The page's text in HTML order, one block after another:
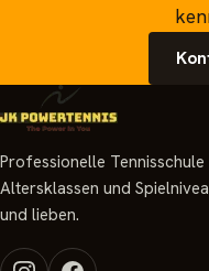
Professionelle
Altersklassen und
und lieben.